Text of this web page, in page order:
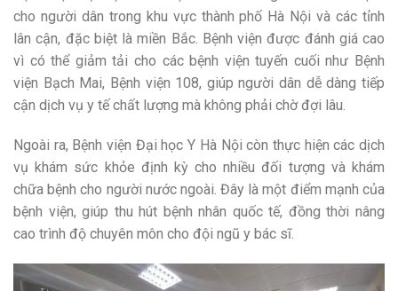
cho người dân trong khu vực thành phố Hà Nội và các tỉnh
lân cận, đặc biệt là miền Bắc. Bệnh viện được đánh giá cao
vì có thể giảm tải cho các bệnh viện tuyến cuối như Bệnh
viện Bạch Mai, Bệnh viện 108, giúp người dân dễ dàng tiếp
cận dịch vụ y tế chất lượng mà không phải chờ đợi lâu.
Ngoài ra, Bệnh viện Đại học Y Hà Nội còn thực hiện các dịch
vụ khám sức khỏe định kỳ cho nhiều đối tượng và khám
chữa bệnh cho người nước ngoài. Đây là một điểm mạnh của
bệnh viện, giúp thu hút bệnh nhân quốc tế, đồng thời nâng
cao trình độ chuyên môn cho đội ngũ y bác sĩ.